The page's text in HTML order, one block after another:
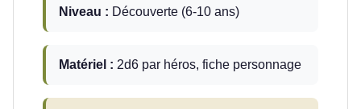
Niveau : Découverte (6-10 ans)
Matériel : 2d6 par héros, fiche personnage